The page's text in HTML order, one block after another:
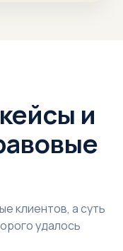
и
клиентов, а суть
удалось